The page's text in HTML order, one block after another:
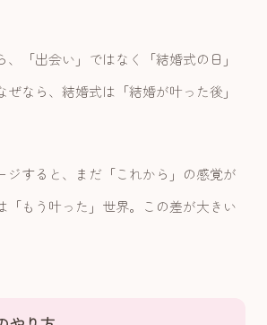
「出会い」ではなく「結婚式の日」
ぜなら、結婚式は「結婚が叶った後」
ジすると、まだ「これから」の感覚が
「もう叶った」世界。この差が大きい